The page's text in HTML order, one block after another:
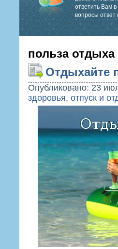
ответить Вам
вопросы ответ
польза отдыха
Отдыхайте
Опубликовано: 23
здоровья, отпуск и